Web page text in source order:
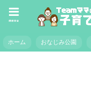
menu
ホーム おなじみ公園